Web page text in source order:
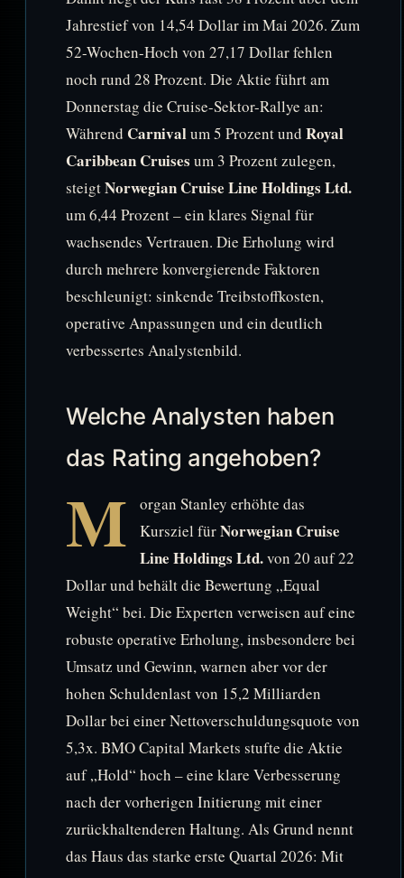
Jahrestief von 14,54 Dollar im Mai 2026. Zum
52-Wochen-Hoch von 27,17 Dollar fehlen
noch rund 28 Prozent. Die Aktie führt am
Donnerstag die Cruise-Sektor-Rallye an:
Während Carnivalum 5 Prozent und Royal
Caribbean Cruises um 3 Prozent zulegen,
steigtNorwegian Cruise Line Holdings Ltd.
um 6,44 Prozent – ein klares Signal für
wachsendes Vertrauen. Die Erholung wird
durch mehrere konvergierende Faktoren
beschleunigt: sinkende Treibstoffkosten,
operative Anpassungen und ein deutlich
verbessertes Analystenbild.
Welche Analysten haben
das Rating angehoben?
M
organ Stanley erhöhte das
Kursziel fürNorwegian Cruise
Line Holdings Ltd.von 20 auf 22
Dollar und behält die Bewertung „Equal
Weight“ bei. Die Experten verweisen auf eine
robuste operative Erholung, insbesondere bei
Umsatz und Gewinn, warnen aber vor der
hohen Schuldenlast von 15,2 Milliarden
Dollar bei einer Nettoverschuldungsquote von
5,3x. BMO Capital Markets stufte die Aktie
auf „Hold“ hoch – eine klare Verbesserung
nach der vorherigen Initierung mit einer
zurückhaltenderen Haltung. Als Grund nennt
das Haus das starke erste Quartal 2026: Mit